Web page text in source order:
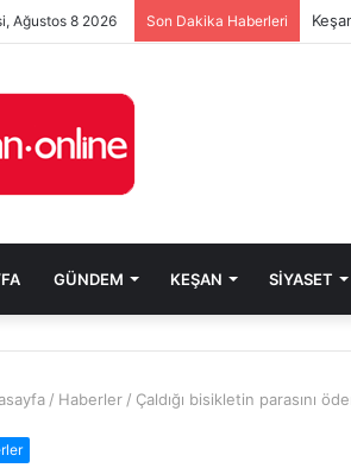
Ağustos 8 2026 Son Dakika Haberleri
GÜNDEM KEŞAN SIYASET
/ Haberler / Çaldığı bisikletin parasını